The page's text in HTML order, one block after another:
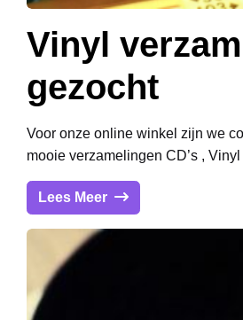
Vinyl
gezocht
Voor onze online winkel zijn we
mooie verzamelingen CD’s , Vinyl
Lees Meer